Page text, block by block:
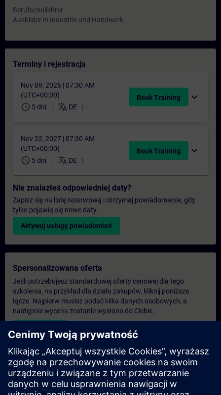
Berufschullehrer
Ausbilder in Industrie und Handwerk
Terminy i rejestracja
Nov 09, 2026 | 07:30 AM
(UTC+00:00)
schedule 5 dni translate DE
Book Training expand_more
Nov 22, 2027 | 07:30 AM
(UTC+00:00)
schedule 5 dni translate DE
Book Training expand_more
Nie znalazłeś odpowiedniej daty?
Zapisz się na listę rezerwową i otrzymaj powiadomienie, gdy
tylko pojawią się nowe daty.
Aktywuj usługę powiadomień
Spersonalizowana oferta
Jeśli potrzebujesz standardowej oferty cenowej dla tego
szkolenia, na przykład dla działu zakupów, kliknij poniższe
łącze. Najpierw musisz podać kilka danych osobowych, a
następnie wycena zostanie wysłana do Ciebie.
Podaj ofertę
Ekskluzywne zapytanie dotyczące szkoleń
Proszę wypełnić poniższy formularz zapytania, jeśli
potrzebujesz oferty na ekskluzywny kurs szkoleniowy na